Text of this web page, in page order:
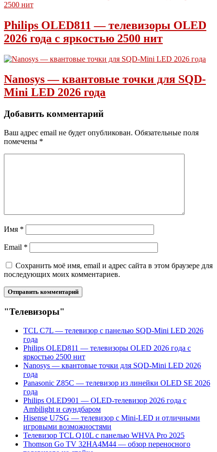
Philips OLED811 — телевизоры OLED
2026 года с яркостью 2500 нит
Nanosys — квантовые точки для SQD-
Mini LED 2026 года
Добавить комментарий
Ваш адрес email не будет опубликован. Обязательные поля
помечены *
Имя *
Email *
Сохранить моё имя, email и адрес сайта в этом браузере для
последующих моих комментариев.
"Телевизоры"
TCL C7L — телевизор с панелью SQD-Mini LED 2026
года
Philips OLED811 — телевизоры OLED 2026 года с
яркостью 2500 нит
Nanosys — квантовые точки для SQD-Mini LED 2026
года
Panasonic Z85C — телевизор из линейки OLED SE 2026
года
Philips OLED901 — OLED-телевизор 2026 года с
Ambilight и саундбаром
Hisense U7SG — телевизор с Mini-LED и отличными
игровыми возможностями
Телевизор TCL Q10L с панелью WHVA Pro 2025
Thomson Go TV 32HA4M44 — обзор переносного